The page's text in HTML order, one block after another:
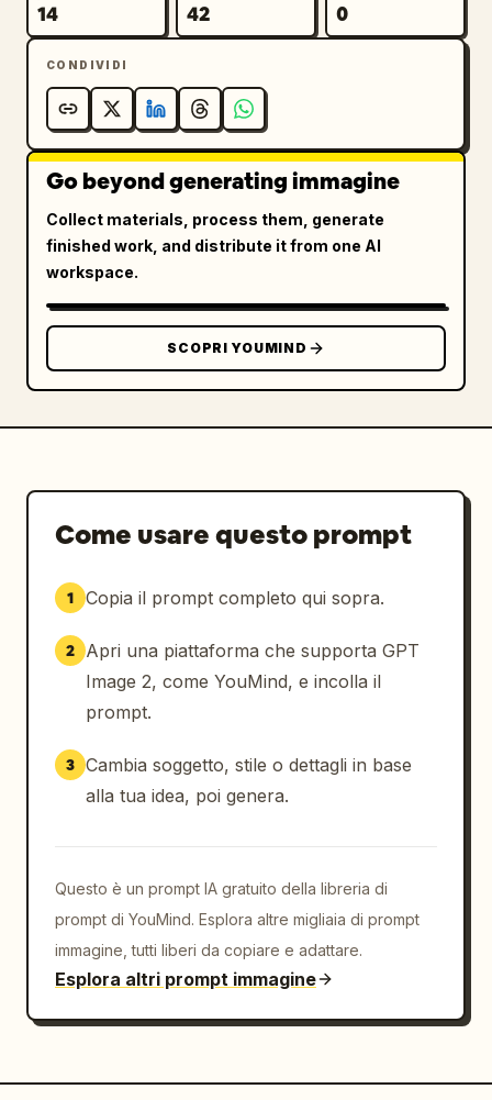
14 42 0
CONDIVIDI
Go beyond generating immagine
Collect materials, process them, generate
finished work, and distribute it from one AI
workspace.
SCOPRI YOUMIND
Come usare questo prompt
1 Copia il prompt completo qui sopra.
2
Apri una piattaforma che supporta GPT
Image 2, come YouMind, e incolla il
prompt.
3 Cambia soggetto, stile o dettagli in base
alla tua idea, poi genera.
Questo è un prompt IA gratuito della libreria di
prompt di YouMind. Esplora altre migliaia di prompt
immagine, tutti liberi da copiare e adattare.
Esplora altri prompt immagine